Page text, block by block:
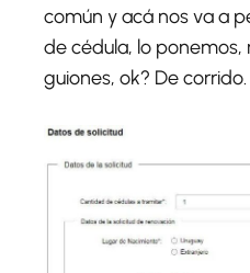
común y acá nos va a
de cédula, lo ponemos,
guiones, ok? De corrido.